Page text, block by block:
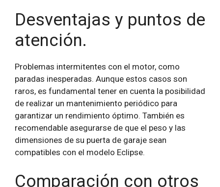
Desventajas y puntos de
atención.
Problemas intermitentes con el motor, como
paradas inesperadas. Aunque estos casos son
raros, es fundamental tener en cuenta la posibilidad
de realizar un mantenimiento periódico para
garantizar un rendimiento óptimo. También es
recomendable asegurarse de que el peso y las
dimensiones de su puerta de garaje sean
compatibles con el modelo Eclipse.
Comparación con otros